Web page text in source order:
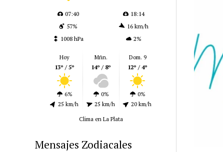
07:40
18:14
57%
16 km/h
1008 hPa
2%
Hoy
13º / 5º
6%
25 km/h
Mñn.
14º / 8º
0%
25 km/h
Dom. 9
12º / 4º
0%
20 km/h
Clima en La Plata
Mensajes Zodiacales